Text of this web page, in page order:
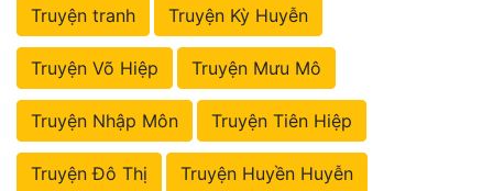
Truyện tranh Truyện Kỳ Huyễn
Truyện Võ Hiệp Truyện Mưu Mô
Truyện Nhập Môn Truyện Tiên Hiệp
Truyện Đô Thị Truyện Huyền Huyễn